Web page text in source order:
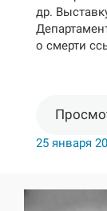
др.
о смерти
25 января